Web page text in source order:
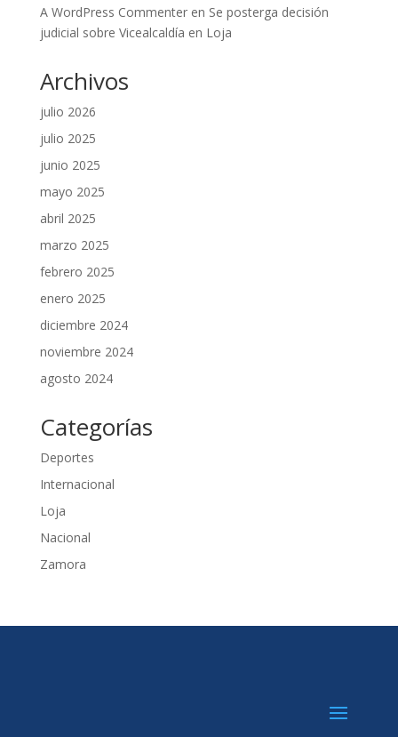
A WordPress Commenteren Se posterga decisión
judicial sobre Vicealcaldía en Loja
Archivos
julio 2026
julio 2025
junio 2025
mayo 2025
abril 2025
marzo 2025
febrero 2025
enero 2025
diciembre 2024
noviembre 2024
agosto 2024
Categorías
Deportes
Internacional
Loja
Nacional
Zamora